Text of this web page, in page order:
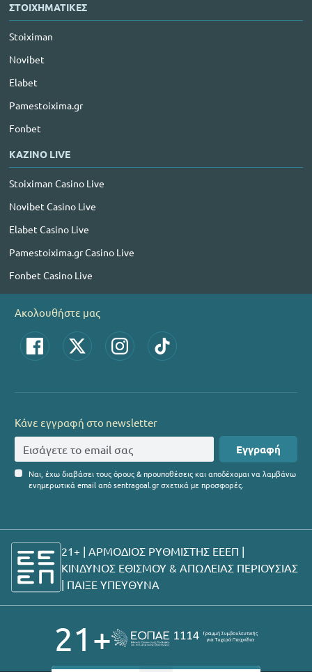
ΣΤΟΙΧΗΜΑΤΙΚΕΣ
Stoiximan
Novibet
Elabet
Pamestoixima.gr
Fonbet
ΚΑΖΙΝΟ LIVE
Stoiximan Casino Live
Novibet Casino Live
Elabet Casino Live
Pamestoixima.gr Casino Live
Fonbet Casino Live
Ακολουθήστε μας
Κάνε εγγραφή στο newsletter
Εγγραφή
Ναι, έχω διαβάσει τους όρους & προυποθέσεις και αποδέχομαι να λαμβάνω
ενημερωτικά email από sentragoal.gr σχετικά με προσφορές.
21+ | ΑΡΜΟΔΙΟΣ ΡΥΘΜΙΣΤΗΣ ΕΕΕΠ |
ΚΙΝΔΥΝΟΣ ΕΘΙΣΜΟΥ & ΑΠΩΛΕΙΑΣ ΠΕΡΙΟΥΣΙΑΣ
| ΠΑΙΞΕ ΥΠΕΥΘΥΝΑ
21+